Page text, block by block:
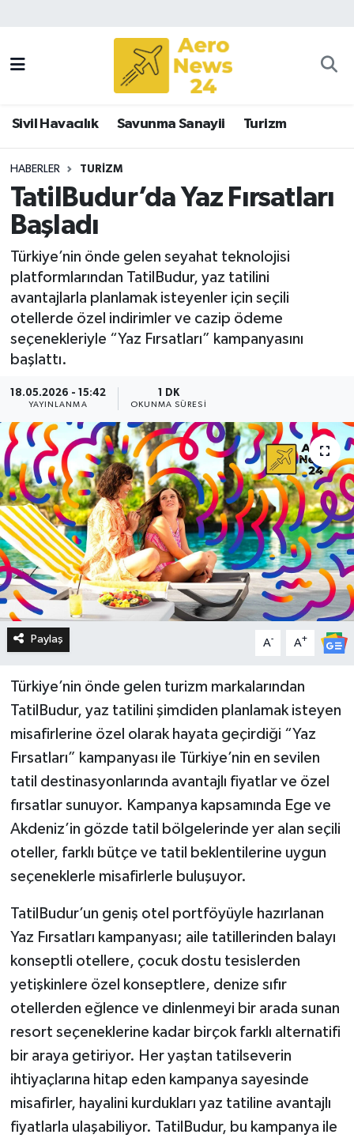
Sivil Havacılık Savunma Sanayii Turizm
HABERLER TURIZM
TatilBudur’da Yaz Fırsatları
Başladı
Türkiye’nin önde gelen seyahat teknolojisi
platformlarından TatilBudur, yaz tatilini
avantajlarla planlamak isteyenler için seçili
otellerde özel indirimler ve cazip ödeme
seçenekleriyle “Yaz Fırsatları” kampanyasını
başlattı.
18.05.2026 - 15:42
YAYINLANMA
1 DK
OKUNMA SÜRESI
Paylaş A- A+
Türkiye’nin önde gelen turizm markalarından
TatilBudur, yaz tatilini şimdiden planlamak isteyen
misafirlerine özel olarak hayata geçirdiği “Yaz
Fırsatları” kampanyası ile Türkiye’nin en sevilen
tatil destinasyonlarında avantajlı fiyatlar ve özel
fırsatlar sunuyor. Kampanya kapsamında Ege ve
Akdeniz’in gözde tatil bölgelerinde yer alan seçili
oteller, farklı bütçe ve tatil beklentilerine uygun
seçeneklerle misafirlerle buluşuyor.
TatilBudur’un geniş otel portföyüyle hazırlanan
Yaz Fırsatları kampanyası; aile tatillerinden balayı
konseptli otellere, çocuk dostu tesislerden
yetişkinlere özel konseptlere, denize sıfır
otellerden eğlence ve dinlenmeyi bir arada sunan
resort seçeneklerine kadar birçok farklı alternatifi
bir araya getiriyor. Her yaştan tatilseverin
ihtiyaçlarına hitap eden kampanya sayesinde
misafirler, hayalini kurdukları yaz tatiline avantajlı
fiyatlarla ulaşabiliyor. TatilBudur, bu kampanya ile